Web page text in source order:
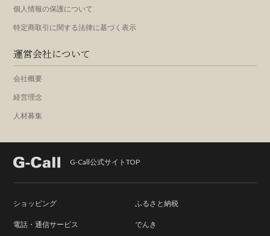
個人情報の保護について
特定商取引に関する法律に基づく表示
運営会社について
会社概要
経営理念
人材募集
G-Call公式サイトTOP
ショッピング ふるさと納税
電話・通信サービス でんき